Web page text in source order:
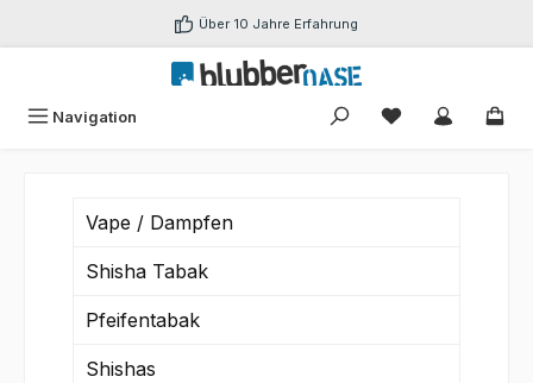
Zum Hauptinhalt springen Über 10 Jahre Erfahrung
Navigation Du hast 0
Vape / Dampfen
Shisha Tabak
Pfeifentabak
Shishas